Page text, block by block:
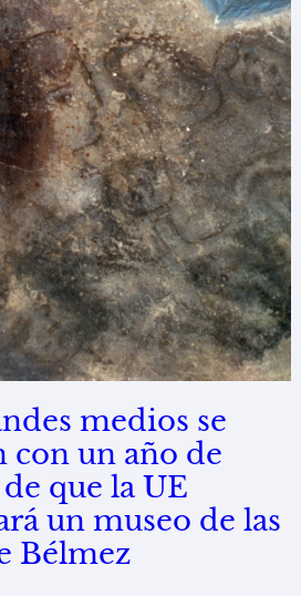
medios se
con un año de
que la UE
un museo de las
Bélmez